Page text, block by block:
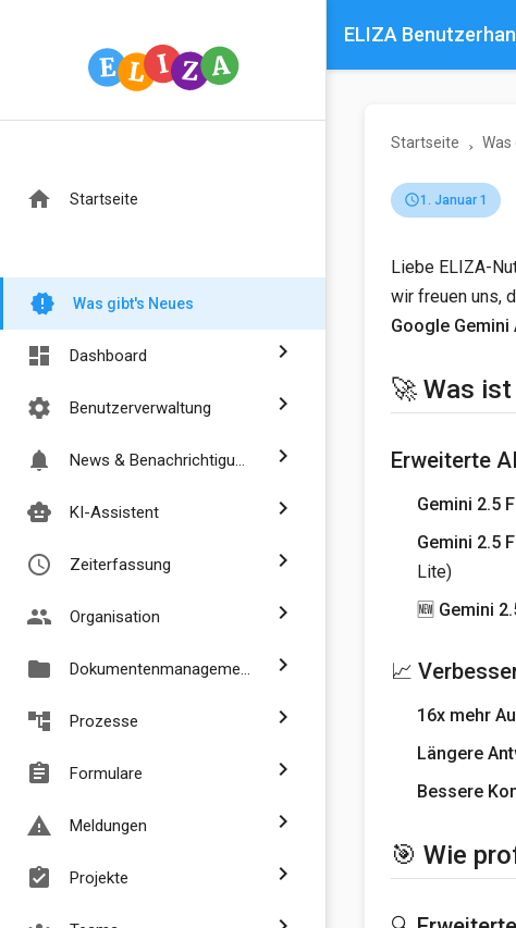
home Startseite
new_releases Was gibt's Neues
dashboard Dashboard chevron_right
settings Benutzerverwaltung chevron_right
notifications News & Benachrichtigungen chevron_right
smart_toy KI-Assistent chevron_right
access_time Zeiterfassung chevron_right
people Organisation chevron_right
folder Dokumentenmanagement chevron_right
account_tree Prozesse chevron_right
assignment Formulare chevron_right
report_problem Meldungen chevron_right
assignment_turned_in Projekte chevron_right
ELIZA
Startseite Was
schedule1. Januar 1
Liebe ELIZA-
wir freuen uns,
Google
🚀 Was ist
Erweiterte
Gemini 2.5
Gemini 2.5
Lite)
🆕 Gemini
📈
16x mehr
Längere
Bessere
🎯 Wie